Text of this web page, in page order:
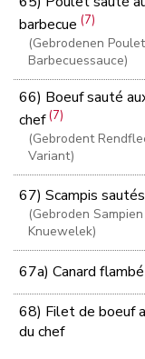
barbecue(7)
(Gebrodenen
Barbecuessauce)
66) Boeuf sauté
chef(7)
(Gebrodent
Variant)
67) Scampis
(Gebroden
Knuewelek)
67a) Canard
68) Filet de boeuf
du chef